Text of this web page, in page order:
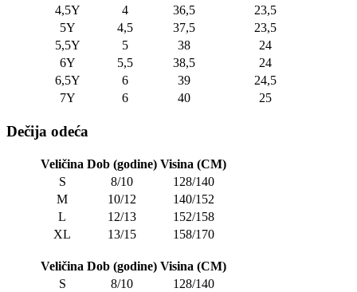
4,5Y
4 36,5
23,5
5Y
4,5 37,5
23,5
5,5Y
5 38
24
6Y
5,5 38,5
24
6,5Y
6 39
24,5
7Y
6 40 25
Dečija odeća
Veličina Dob (godine) Visina (CM)
S
8/10
128/140
M
10/12
140/152
L
12/13
152/158
XL
13/15 158/170
Veličina Dob (godine) Visina (CM)
S
8/10
128/140